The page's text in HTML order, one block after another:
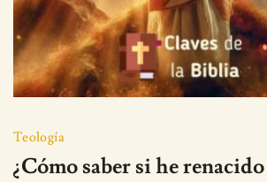
Teología
¿Cómo saber si he renacido